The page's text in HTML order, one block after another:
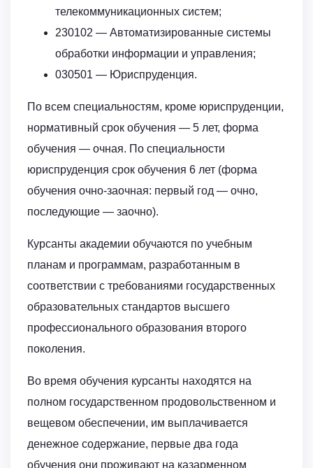
телекоммуникационных систем;
230102 — Автоматизированные системы
обработки информации и управления;
030501 — Юриспруденция.
По всем специальностям, кроме юриспруденции,
нормативный срок обучения — 5 лет, форма
обучения — очная. По специальности
юриспруденция срок обучения 6 лет (форма
обучения очно-заочная: первый год — очно,
последующие — заочно).
Курсанты академии обучаются по учебным
планам и программам, разработанным в
соответствии с требованиями государственных
образовательных стандартов высшего
профессионального образования второго
поколения.
Во время обучения курсанты находятся на
полном государственном продовольственном и
вещевом обеспечении, им выплачивается
денежное содержание, первые два года
обучения они проживают на казарменном